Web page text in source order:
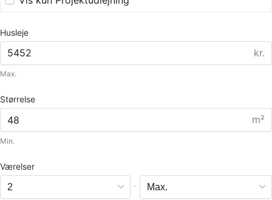
Husleje
kr.
Max.
Størrelse
m²
Min.
Værelser
-